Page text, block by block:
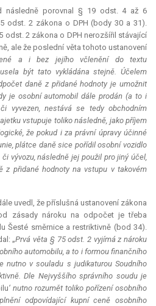
následně porovnal § 19 odst. 4 až 6
odst. 2 zákona o DPH (body 30 a 31).
odst. 2 zákona o DPH nerozšířil stávající
ale že poslední věta tohoto ustanovení
a i bez jejího včlenění do textu
být tato vykládána stejně. Účelem
daně z přidané hodnoty je umožnit
je osobní automobil dále prodán (a to i
vyvezen, nestává se tedy obchodním
vstupuje toliko následně, jako příjem
že pokud i za právní úpravy účinné
plátce daně sice pořídil osobní vozidlo
vývozu, následně jej použil pro jiný účel,
z přidané hodnoty na vstupu v takovém
uvedl, že příslušná ustanovení zákona
zásady nároku na odpočet je třeba
Šesté směrnice a restriktivně (bod 34).
„Prvá věta § 75 odst. 2 vyjímá z nároku
automobilu, a to i formou finančního
nutno v souladu s judikaturou Soudního
Dle Nejvyššího správního soudu je
‘ nutno rozumět toliko pořízení osobního
odpovídající kupní ceně osobního